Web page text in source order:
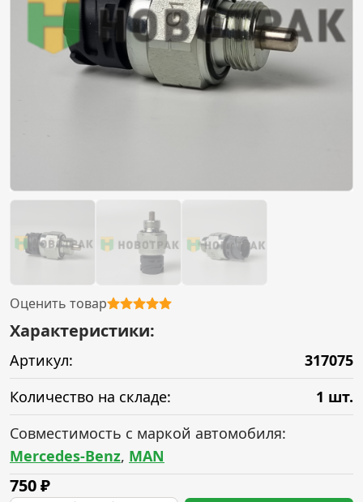
Оценить товар
Характеристики:
Артикул:
317075
Количество на складе:
1 шт.
Совместимость с маркой автомобиля:
Mercedes-Benz, MAN
750₽